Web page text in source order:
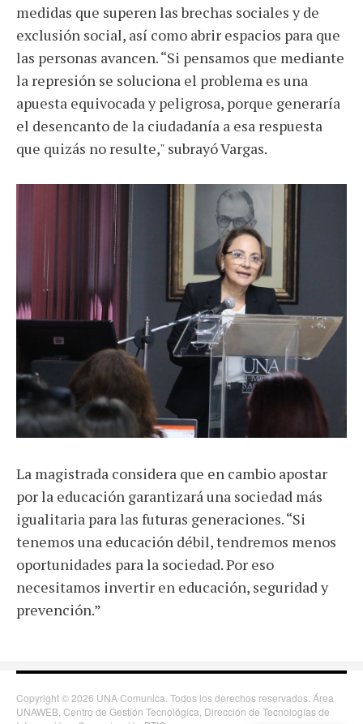
medidas que superen las brechas sociales y de
exclusión social, así como abrir espacios para que
las personas avancen. “Si pensamos que mediante
la represión se soluciona el problema es una
apuesta equivocada y peligrosa, porque generaría
el desencanto de la ciudadanía a esa respuesta
que quizás no resulte," subrayó Vargas.
La magistrada considera que en cambio apostar
por la educación garantizará una sociedad más
igualitaria para las futuras generaciones. “Si
tenemos una educación débil, tendremos menos
oportunidades para la sociedad. Por eso
necesitamos invertir en educación, seguridad y
prevención.”
Copyright © 2026 UNA Comunica. Todos los derechos reservados. Área
UNAWEB, Centro de Gestión Tecnológica, Dirección de Tecnologías de